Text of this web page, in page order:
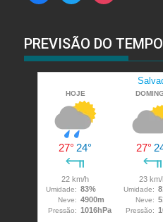
PREVISÃO DO TEMPO